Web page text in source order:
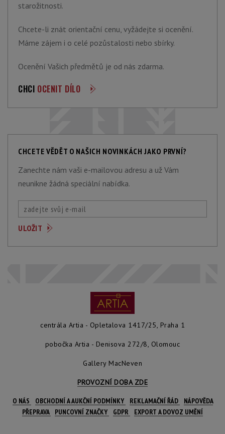
starožitnosti.
Chcete-li znát orientační cenu, vyžádejte si ocenění.
Máme zájem i o celé pozůstalosti nebo sbírky.
Ocenění Vašich předmětů je od nás zdarma.
CHCI OCENIT DÍLO
CHCETE VĚDĚT O NAŠICH NOVINKÁCH JAKO PRVNÍ?
Zanechte nám vaši e-mailovou adresu a už Vám
neunikne žádná speciální nabídka.
centrála Artia - Opletalova 1417/25, Praha 1
pobočka Artia - Denisova 272/8, Olomouc
Gallery MacNeven
PROVOZNÍ DOBA ZDE
O NÁS OBCHODNÍ A AUKČNÍ PODMÍNKY REKLAMAČNÍ ŘÁD
NÁPOVĚDA
PŘEPRAVA
PUNCOVNÍ ZNAČKY GDPR EXPORT A DOVOZ UMĚNÍ